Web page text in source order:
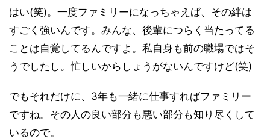
はい(笑)。一度ファミリーになっちゃえば、その絆は
すごく強いんです。みんな、後輩につらく当たってる
ことは自覚してるんですよ。私自身も前の職場ではそ
うでしたし。忙しいからしょうがないんですけど(笑)
でもそれだけに、3年も一緒に仕事すればファミリー
ですね。その人の良い部分も悪い部分も知り尽くして
いるので。